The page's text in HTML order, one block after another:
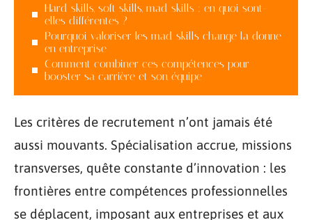
Hard skills, soft skills, mad skills : en quoi sont-
elles différentes ?
Pourquoi valoriser les mad skills change la donne
en entreprise
Comment combiner ces compétences pour
booster sa carrière et son équipe
Les critères de recrutement n’ont jamais été
aussi mouvants. Spécialisation accrue, missions
transverses, quête constante d’innovation : les
frontières entre compétences professionnelles
se déplacent, imposant aux entreprises et aux